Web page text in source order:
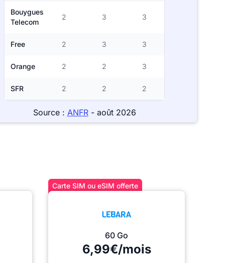
Bouygues
Telecom
2 3 3
Free 2 3 3
Orange 2 2 3
SFR 2 2 2
Source : ANFR- août 2026
Carte SIM ou eSIM offerte
60 Go
6,99€/mois